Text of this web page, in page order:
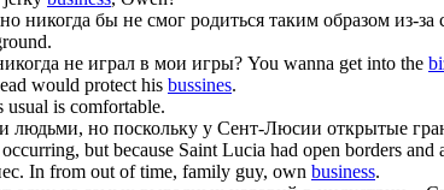
никогда бы не смог родиться таким образом из-
не играл в мои игры? You wanna get into the
would protect his bussines.
usual is comfortable.
людьми, но поскольку у Сент-Люсии открытые
but because Saint Lucia had open borders and
. In from out of time, family guy, own business.